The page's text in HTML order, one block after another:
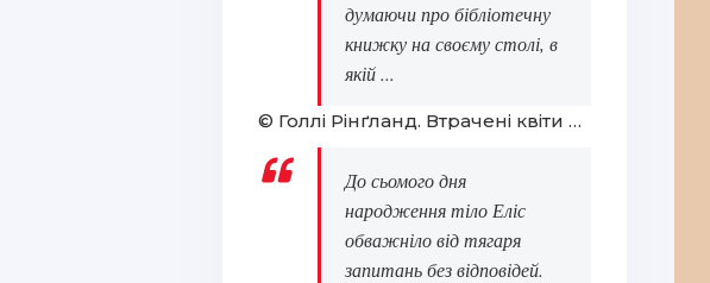
думаючи про бібліотечну
книжку на своєму столі, в
якій ...
© Голлі Рінґланд. Втрачені квіти Еліс Гарт
До сьомого дня
народження тіло Еліс
обважніло від тягаря
запитань без відповідей.